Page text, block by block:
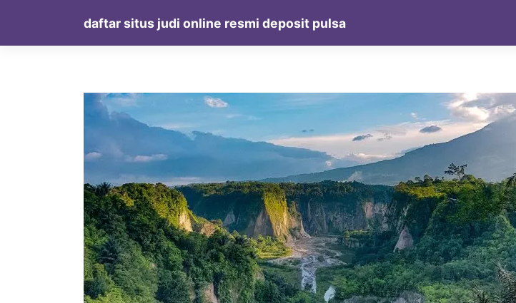
content
daftar situs judi online resmi deposit pulsa